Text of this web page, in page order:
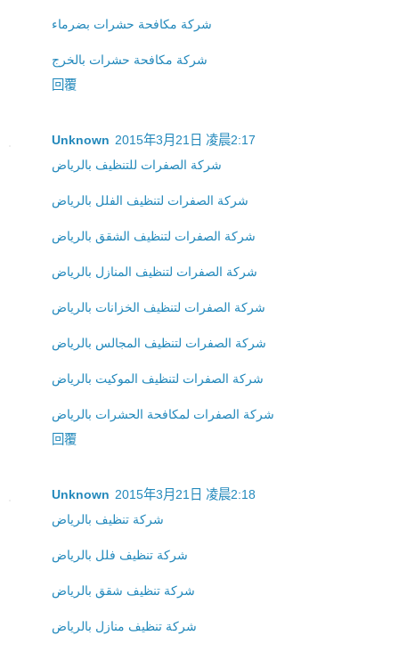
شركة مكافحة حشرات بضرماء
شركة مكافحة حشرات بالخرج
回覆
Unknown 2015年3月21日 凌晨2:17
شركة الصفرات للتنظيف بالرياض
شركة الصفرات لتنظيف الفلل بالرياض
شركة الصفرات لتنظيف الشقق بالرياض
شركة الصفرات لتنظيف المنازل بالرياض
شركة الصفرات لتنظيف الخزانات بالرياض
شركة الصفرات لتنظيف المجالس بالرياض
شركة الصفرات لتنظيف الموكيت بالرياض
شركة الصفرات لمكافحة الحشرات بالرياض
回覆
Unknown 2015年3月21日 凌晨2:18
شركة تنظيف بالرياض
شركة تنظيف فلل بالرياض
شركة تنظيف شقق بالرياض
شركة تنظيف منازل بالرياض